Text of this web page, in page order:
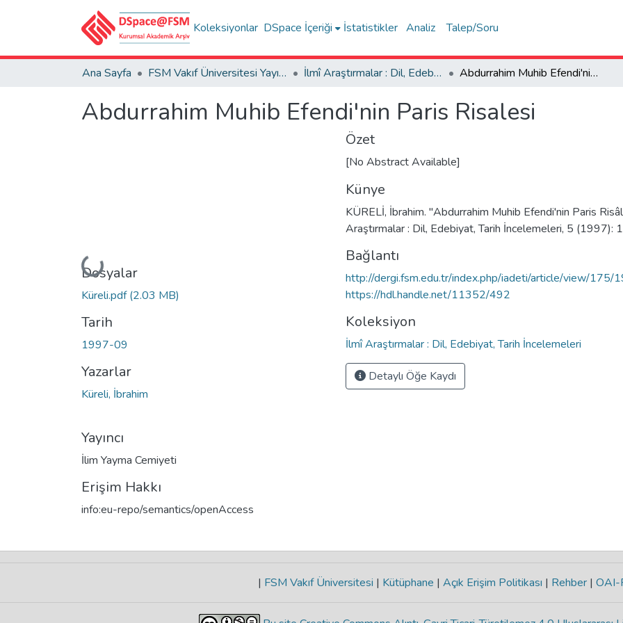
Koleksiyonlar DSpace İçeriği İstatistikler Analiz Talep/Soru
Ana Sayfa FSM Vakıf Üniversitesi Yayınları / Publications of FSM Vakif University İlmî Araştırmalar : Dil, Edebiyat, Tarih İncelemeleri Abdurrahim Muhib Efendi'nin Paris Risalesi
Abdurrahim Muhib Efendi'nin Paris Risalesi
Yükleniyor...
Dosyalar
Küreli.pdf(2.03 MB)
Tarih
1997-09
Yazarlar
Küreli, İbrahim
Yayıncı
İlim Yayma Cemiyeti
Erişim Hakkı
info:eu-repo/semantics/openAccess
Özet
[No Abstract Available]
Künye
KÜRELİ, İbrahim. "Abdurrahim Muhib Efendi'nin Paris
Araştırmalar : Dil, Edebiyat, Tarih İncelemeleri, 5 (1997):
Bağlantı
http://dergi.fsm.edu.tr/index.php/iadeti/article/view/175/
https://hdl.handle.net/11352/492
Koleksiyon
İlmî Araştırmalar : Dil, Edebiyat, Tarih İncelemeleri
Detaylı Öğe Kaydı
| FSM Vakıf Üniversitesi | Kütüphane | Açık Erişim Politikası | Rehber | OAI-